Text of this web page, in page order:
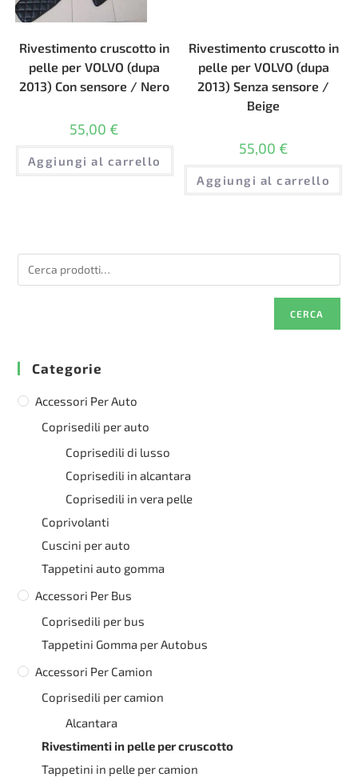
Rivestimento cruscotto in
pelle per VOLVO (dupa
2013) Con sensore / Nero
55,00 €
Aggiungi al carrello
Rivestimento cruscotto in
pelle per VOLVO (dupa
2013) Senza sensore /
Beige
55,00 €
Aggiungi al carrello
CERCA
Categorie
Accessori Per Auto
Coprisedili per auto
Coprisedili di lusso
Coprisedili in alcantara
Coprisedili in vera pelle
Coprivolanti
Cuscini per auto
Tappetini auto gomma
Accessori Per Bus
Coprisedili per bus
Tappetini Gomma per Autobus
Accessori Per Camion
Coprisedili per camion
Alcantara
Rivestimenti in pelle per cruscotto
Tappetini in pelle per camion